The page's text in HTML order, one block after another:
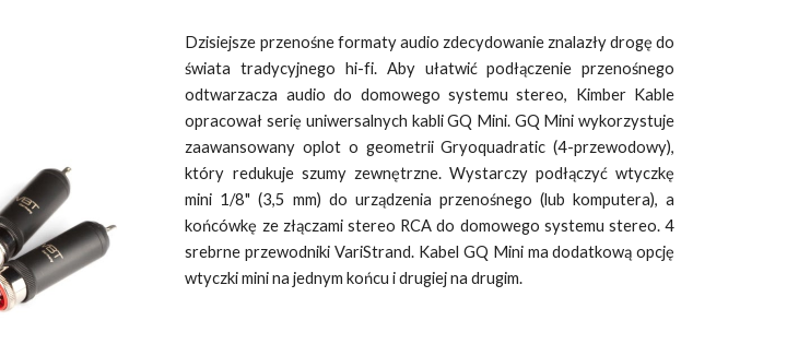
Dzisiejsze przenośne formaty audio zdecydowanie znalazły drogę do
świata tradycyjnego hi-fi. Aby ułatwić podłączenie przenośnego
odtwarzacza audio do domowego systemu stereo, Kimber Kable
opracował serię uniwersalnych kabli GQ Mini. GQ Mini wykorzystuje
zaawansowany oplot o geometrii Gryoquadratic (4-przewodowy),
który redukuje szumy zewnętrzne. Wystarczy podłączyć wtyczkę
mini 1/8" (3,5 mm) do urządzenia przenośnego (lub komputera), a
końcówkę ze złączami stereo RCA do domowego systemu stereo. 4
srebrne przewodniki VariStrand. Kabel GQ Mini ma dodatkową opcję
wtyczki mini na jednym końcu i drugiej na drugim.